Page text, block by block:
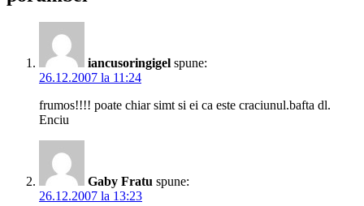
iancusoringigel spune:
26.12.2007 la 11:24
frumos!!!! poate chiar simt si ei ca este craciunul.bafta dl.
Enciu
Gaby Fratu spune:
26.12.2007 la 13:23